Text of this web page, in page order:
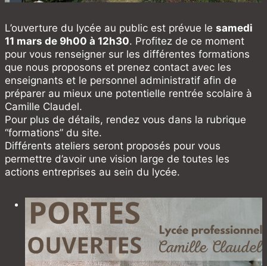
L’ouverture du lycée au public est prévue le samedi
11 mars de 9h00 à 12h30. Profitez de ce moment
pour vous renseigner sur les différentes formations
que nous proposons et prenez contact avec les
enseignants et le personnel administratif afin de
préparer au mieux une potentielle rentrée scolaire à
Camille Claudel.
Pour plus de détails, rendez vous dans la rubrique
“formations” du site.
Différents ateliers seront proposés pour vous
permettre d’avoir une vision large de toutes les
actions entreprises au sein du lycée.